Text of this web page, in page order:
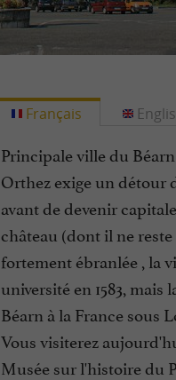
Français
Principale ville du Béarn
Orthez exige un détour
avant de devenir
château (dont il ne
fortement ébranlée , la
université en 1583,
Béarn à la France sous
Vous visiterez
Musée sur l'histoire du